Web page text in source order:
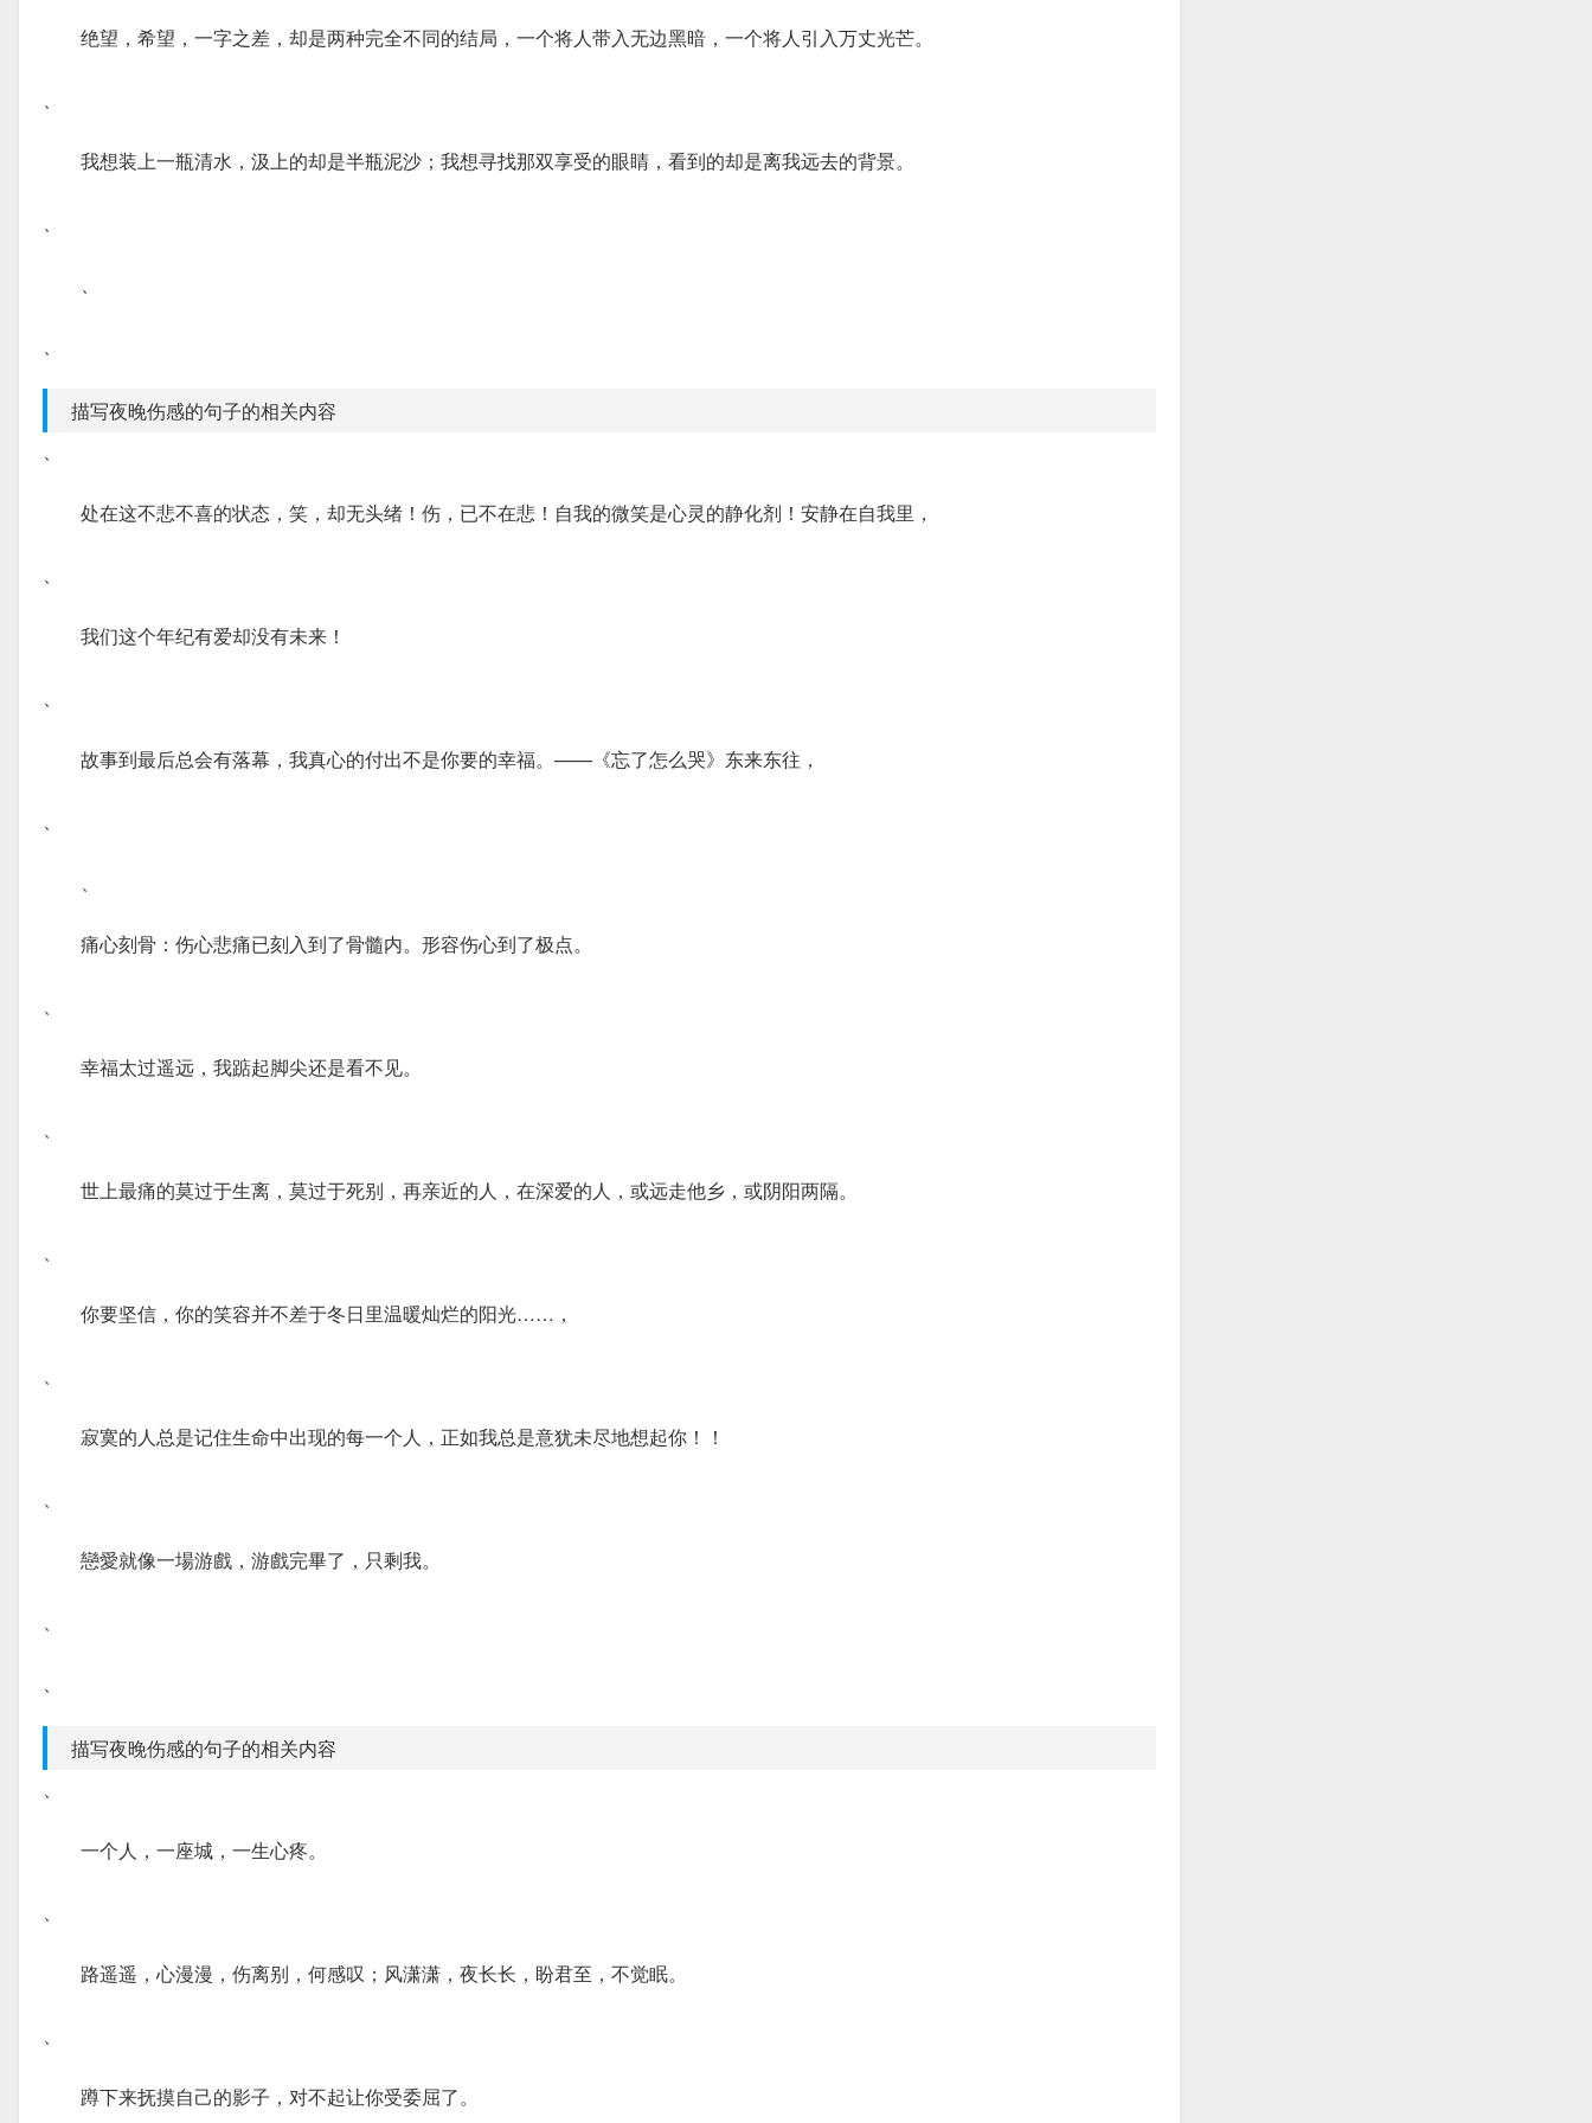
绝望，希望，一字之差，却是两种完全不同的结局，一个将人带入无边黑暗，一个将人引入万丈光芒。
、
我想装上一瓶清水，汲上的却是半瓶泥沙；我想寻找那双享受的眼睛，看到的却是离我远去的背景。
、
、
、
描写夜晚伤感的句子的相关内容
、
处在这不悲不喜的状态，笑，却无头绪！伤，已不在悲！自我的微笑是心灵的静化剂！安静在自我里，
、
我们这个年纪有爱却没有未来！
、
故事到最后总会有落幕，我真心的付出不是你要的幸福。——《忘了怎么哭》东来东往，
、
、
痛心刻骨：伤心悲痛已刻入到了骨髓内。形容伤心到了极点。
、
幸福太过遥远，我踮起脚尖还是看不见。
、
世上最痛的莫过于生离，莫过于死别，再亲近的人，在深爱的人，或远走他乡，或阴阳两隔。
、
你要坚信，你的笑容并不差于冬日里温暖灿烂的阳光……，
、
寂寞的人总是记住生命中出现的每一个人，正如我总是意犹未尽地想起你！！
、
戀愛就像一場游戲，游戲完畢了，只剩我。
、
、
描写夜晚伤感的句子的相关内容
、
一个人，一座城，一生心疼。
、
路遥遥，心漫漫，伤离别，何感叹；风潇潇，夜长长，盼君至，不觉眠。
、
蹲下来抚摸自己的影子，对不起让你受委屈了。